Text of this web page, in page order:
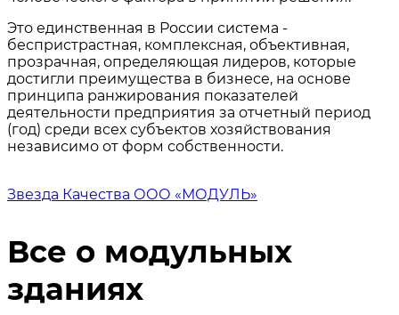
Это единственная в России система -
беспристрастная, комплексная, объективная,
прозрачная, определяющая лидеров, которые
достигли преимущества в бизнесе, на основе
принципа ранжирования показателей
деятельности предприятия за отчетный период
(год) среди всех субъектов хозяйствования
независимо от форм собственности.
Звезда Качества ООО «МОДУЛЬ»
Все о модульных
зданиях